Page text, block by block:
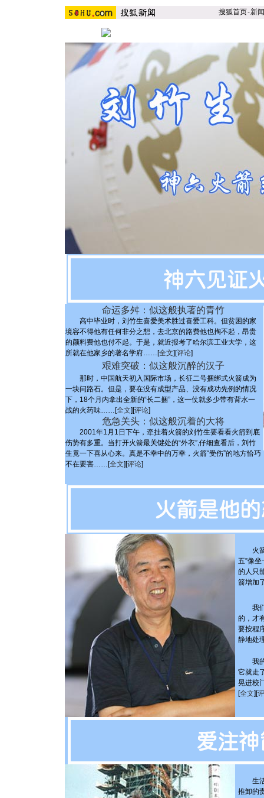
搜狐首页-新闻
命运多舛：似这般执著的青竹
高中毕业时，刘竹生喜爱美术胜过喜爱工科。但贫困的家
境容不得他有任何非分之想，去北京的路费他也掏不起，昂贵
的颜料费他也付不起。于是，就近报考了哈尔滨工业大学，这
所就在他家乡的著名学府……[全文][评论]
艰难突破：似这般沉醉的汉子
那时，中国航天初入国际市场，长征二号捆绑式火箭成为
一块问路石。但是，要在没有成型产品、没有成功先例的情况
下，18个月内拿出全新的“长二捆”，这一仗就多少带有背水一
战的火药味……[全文][评论]
危急关头：似这般沉着的大将
2001年1月1日下午，牵挂着火箭的刘竹生要看看火箭到底
伤势有多重。当打开火箭最关键处的“外衣”,仔细查看后，刘竹
生竟一下喜从心来。真是不幸中的万幸，火箭“受伤”的地方恰巧
不在要害……[全文][评论]
火箭
五”像
的人只
箭增加
我们
的，才
要按程
静地处
我的
它就走
晃进校
[全文][
生活
推卸的